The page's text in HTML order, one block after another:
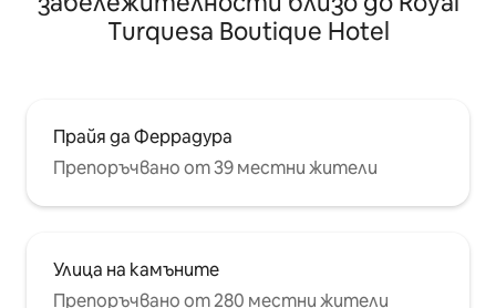
Turquesa Boutique Hotel
Прайя да Феррадура
Препоръчвано от 39 местни жители
Улица на камъните
Препоръчвано от 280 местни жители